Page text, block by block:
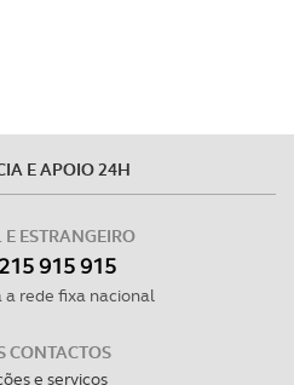
E APOIO 24H
ESTRANGEIRO
215 915 915
rede fixa nacional
CONTACTOS
e serviços